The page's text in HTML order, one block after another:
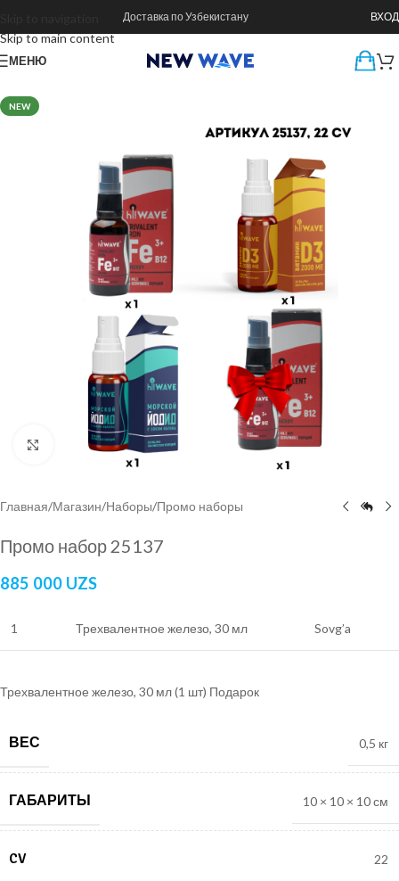
Skip to main content
Доставка по Узбекистану ВХОД
МЕНЮ
NEW
Нажмите, чтобы увеличить
Главная/Магазин/Наборы/Промо наборы
Промо набор 25137
885 000 UZS
1 Трехвалентное железо, 30 мл Sovg’a
Трехвалентное железо, 30 мл (1 шт) Подарок
ВЕС 0,5 кг
ГАБАРИТЫ 10 × 10 × 10 см
CV 22